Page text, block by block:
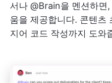
서나 @Brain을 멘션하면
움을 제공합니다. 콘텐츠
지어 코드 작성까지 도와